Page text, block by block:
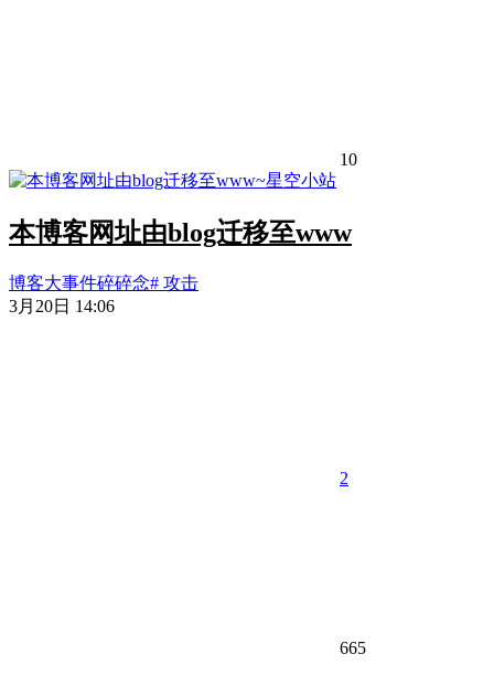
10
本博客网址由blog迁移至www
博客大事件碎碎念# 攻击
3月20日 14:06
2
665